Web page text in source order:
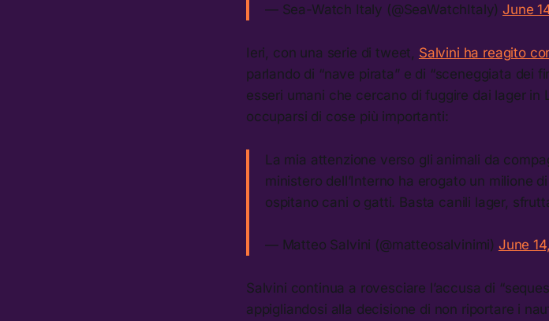
— Sea-Watch Italy (@SeaWatchItaly)June
Ieri, con una serie di tweet, Salvini ha reagito
parlando di “nave pirata” e di “sceneggiata dei
esseri umani che cercano di fuggire dai lager in
occuparsi di cose più importanti:
La mia attenzione verso gli animali da
ministero dell’Interno ha erogato un milione
ospitano cani o gatti. Basta canili lager,
— Matteo Salvini (@matteosalvinimi) June
Salvini continua a rovesciare l’accusa di
appigliandosi alla decisione di non riportare i